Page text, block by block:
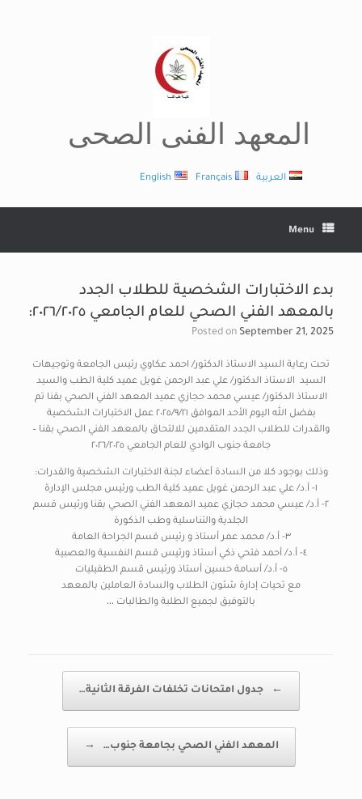
المعهد الفنى الصحى
English Français العربية
Menu
بدء الاختبارات الشخصية للطلاب الجدد
بالمعهد الفني الصحي للعام الجامعي ٢٠٢٦/٢٠٢٥:
Posted on September 21, 2025
تحت رعاية السيد الاستاذ الدكتور/ احمد عكاوي رئيس الجامعة وتوجيهات
السيد الاستاذ الدكتور/ علي عبد الرحمن غويل عميد كلية الطب والسيد
الاستاذ الدكتور/ عيسي محمد حجازي عميد المعهد الفني الصحي بقنا تم
بفضل الله اليوم الأحد الموافق ٢٠٢٥/٩/٢١ عمل الاختبارات الشخصية
والقدرات للطلاب الجدد المتقدمين للالتحاق بالمعهد الفني الصحي بقنا –
جامعة جنوب الوادي للعام الجامعي ٢٠٢٦/٢٠٢٥
وذلك بوجود كلا من السادة أعضاء لجنة الاختبارات الشخصية والقدرات:
١- أ.د/ علي عبد الرحمن غويل عميد كلية الطب ورئيس مجلس الإدارة
٢- أ.د/ عيسي محمد حجازي عميد المعهد الفني الصحي بقنا ورئيس قسم
الجلدية والتناسلية وطب الذكورة
٣- أ.د/ محمد عمر أستاذ و رئيس قسم الجراحة العامة
٤- أ.د/ أحمد فتحي ذكي أستاذ ورئيس قسم النفسية والعصبية
٥- أ.د/ أسامة حسين أستاذ ورئيس قسم الطفيليات
مع تحيات إدارة شئون الطلاب والسادة العاملين بالمعهد
بالتوفيق لجميع الطلبة والطالبات ،،،
← جدول امتحانات تخلفات الفرقة الثانية…
المعهد الفني الصحي بجامعة جنوب… →